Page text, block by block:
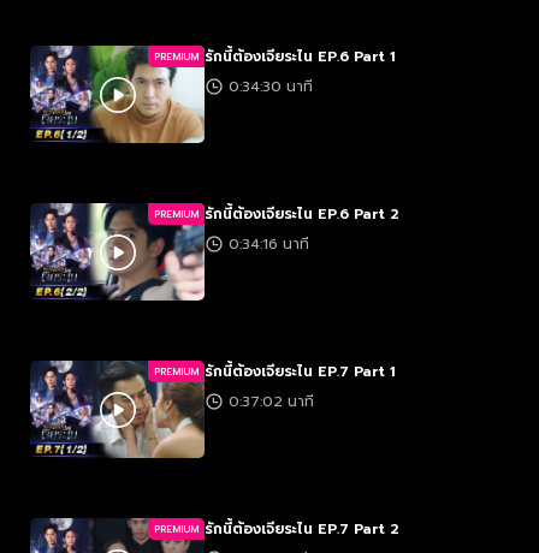
PREMIUM รักนี้ต้องเจียระไน EP.6 Part 1
0:34:30 นาที
PREMIUM รักนี้ต้องเจียระไน EP.6 Part 2
0:34:16 นาที
PREMIUM รักนี้ต้องเจียระไน EP.7 Part 1
0:37:02 นาที
PREMIUM รักนี้ต้องเจียระไน EP.7 Part 2